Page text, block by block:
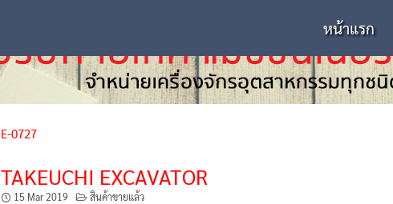
หน้าแรก
E-0727
TAKEUCHI EXCAVATOR
15 Mar 2019 สินค้าขายแล้ว